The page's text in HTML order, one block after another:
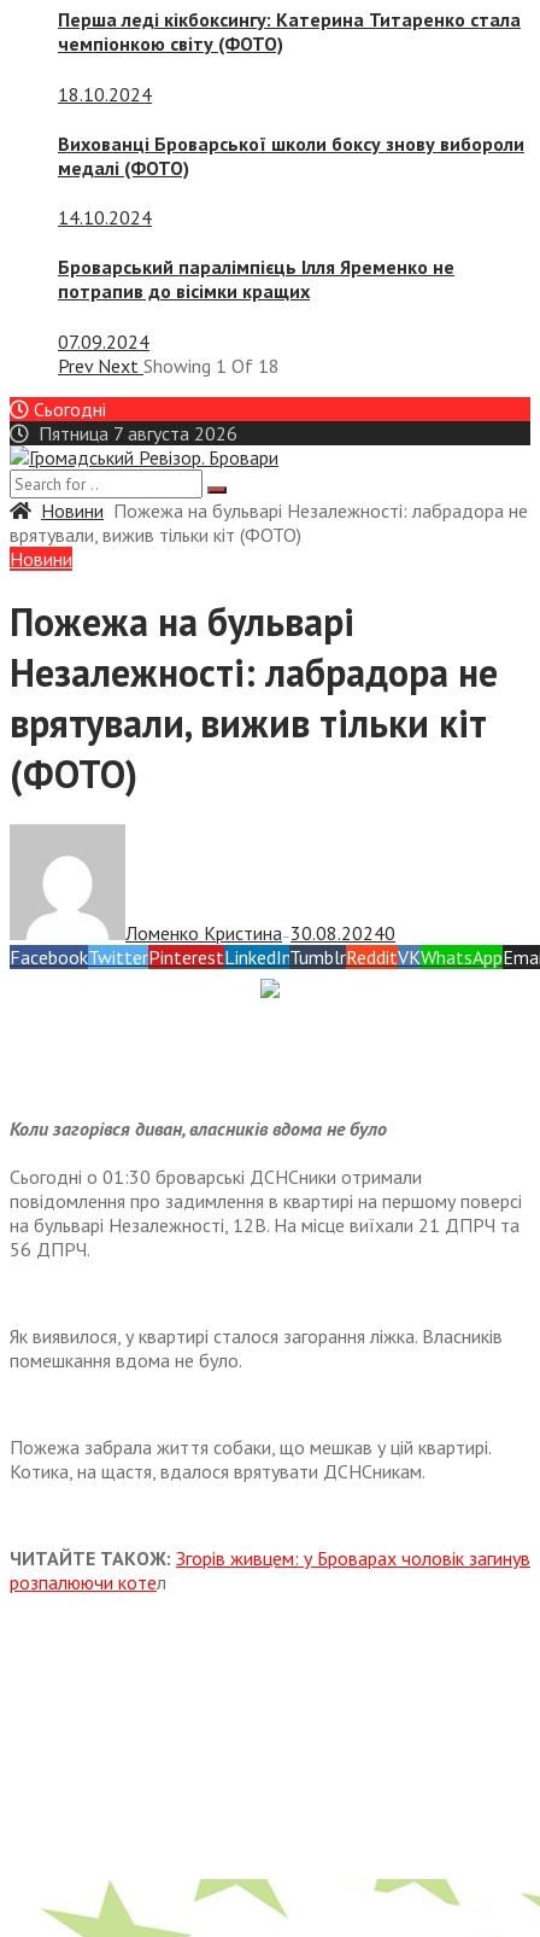
Перша леді кікбоксингу: Катерина Титаренко стала
чемпіонкою світу (ФОТО)
18.10.2024
Вихованці Броварської школи боксу знову вибороли
медалі (ФОТО)
14.10.2024
Броварський паралімпієць Ілля Яременко не
потрапив до вісімки кращих
07.09.2024
Prev Next Showing 1 Of 18
Сьогодні
Пятница 7 августа 2026
Новини Пожежа на бульварі Незалежності: лабрадора не
врятували, вижив тільки кіт (ФОТО)
Новини
Пожежа на бульварі
Незалежності: лабрадора не
врятували, вижив тільки кіт
(ФОТО)
Ломенко Кристина— 30.08.20240
FacebookTwitterPinterestLinkedInTumblrRedditVKWhatsApp
Коли загорівся диван, власників вдома не було
Сьогодні о 01:30 броварські ДСНСники отримали
повідомлення про задимлення в квартирі на першому поверсі
на бульварі Незалежності, 12В. На місце виїхали 21 ДПРЧ та
56 ДПРЧ.
Як виявилося, у квартирі сталося загорання ліжка. Власників
помешкання вдома не було.
Пожежа забрала життя собаки, що мешкав у цій квартирі.
Котика, на щастя, вдалося врятувати ДСНСникам.
ЧИТАЙТЕ ТАКОЖ: Згорів живцем: у Броварах чоловік загинув
розпалюючи котел